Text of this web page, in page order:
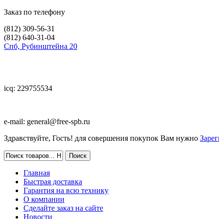
Заказ по телефону
(812) 309-56-31
(812) 640-31-04
Спб, Рубинштейна 20
icq: 229755534
e-mail: general@free-spb.ru
Здравствуйте, Гость! для совершения покупок Вам нужно
Главная
Быстрая доставка
Гарантия на всю технику
О компании
Сделайте заказ на сайте
Новости